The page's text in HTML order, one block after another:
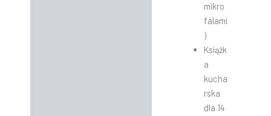
mikro
falami
)
Książk
a
kucha
rska
dla 14